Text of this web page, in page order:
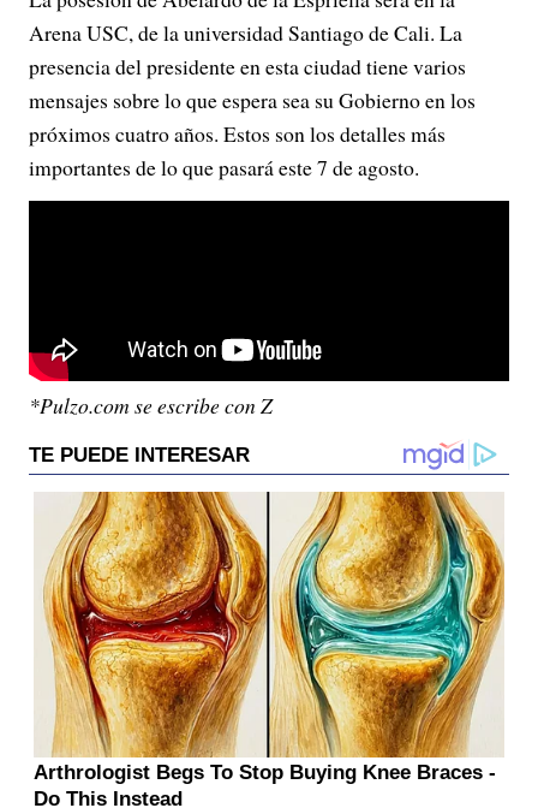
Arena USC, de la universidad Santiago de Cali. La
presencia del presidente en esta ciudad tiene varios
mensajes sobre lo que espera sea su Gobierno en los
próximos cuatro años. Estos son los detalles más
importantes de lo que pasará este 7 de agosto.
*Pulzo.com se escribe con Z